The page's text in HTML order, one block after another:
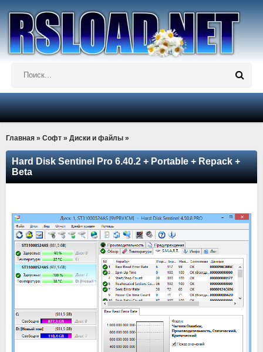
Главная » Софт » Диски и файлы »
Hard Disk Sentinel Pro 6.40.2 + Portable + Repack +
Beta